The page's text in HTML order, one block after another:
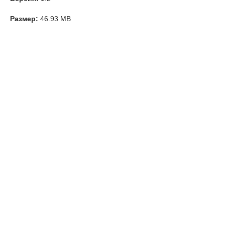
Размер: 46.93 MB